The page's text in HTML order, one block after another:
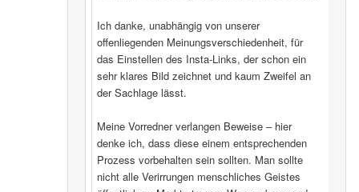
Ich danke, unabhängig von unserer
offenliegenden Meinungsverschiedenheit, für
das Einstellen des Insta-Links, der schon ein
sehr klares Bild zeichnet und kaum Zweifel an
der Sachlage lässt.
Meine Vorredner verlangen Beweise – hier
denke ich, dass diese einem entsprechenden
Prozess vorbehalten sein sollten. Man sollte
nicht alle Verirrungen menschliches Geistes